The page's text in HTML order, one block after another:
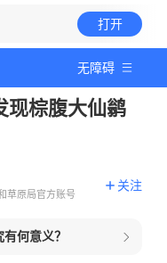
打开
无障碍
现棕腹大仙鹟
草原局官方账号
关注
何意义？